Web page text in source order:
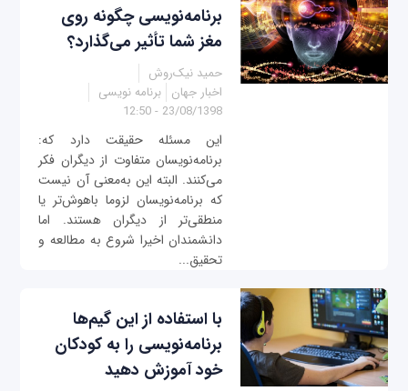
برنامه‌نویسی چگونه روی
مغز شما تأثیر می‌گذارد؟
حمید نیک‌روش
اخبار جهان برنامه نویسی
23/08/1398 - 12:50
این مسئله حقیقت دارد که:
برنامه‌نویسان متفاوت از دیگران فکر
می‌کنند. البته این به‌معنی آن نیست
که برنامه‌نویسان لزوما باهوش‌تر یا
منطقی‌تر از دیگران هستند. اما
دانشمندان اخیرا شروع به مطالعه و
تحقیق...
با استفاده از این گیم‌ها
برنامه‌نویسی را به کودکان
خود آموزش دهید